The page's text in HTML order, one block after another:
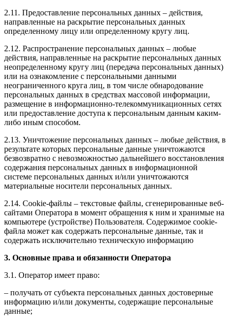
2.11. Предоставление персональных данных – действия,
направленные на раскрытие персональных данных
определенному лицу или определенному кругу лиц.
2.12. Распространение персональных данных – любые
действия, направленные на раскрытие персональных данных
неопределенному кругу лиц (передача персональных данных)
или на ознакомление с персональными данными
неограниченного круга лиц, в том числе обнародование
персональных данных в средствах массовой информации,
размещение в информационно-телекоммуникационных сетях
или предоставление доступа к персональным данным каким-
либо иным способом.
2.13. Уничтожение персональных данных – любые действия, в
результате которых персональные данные уничтожаются
безвозвратно с невозможностью дальнейшего восстановления
содержания персональных данных в информационной
системе персональных данных и/или уничтожаются
материальные носители персональных данных.
2.14. Cookie-файлы – текстовые файлы, сгенерированные веб-
сайтами Оператора в момент обращения к ним и хранимые на
компьютере (устройстве) Пользователя. Содержимое cookie-
файла может как содержать персональные данные, так и
содержать исключительно техническую информацию
3. Основные права и обязанности Оператора
3.1. Оператор имеет право:
– получать от субъекта персональных данных достоверные
информацию и/или документы, содержащие персональные
данные;